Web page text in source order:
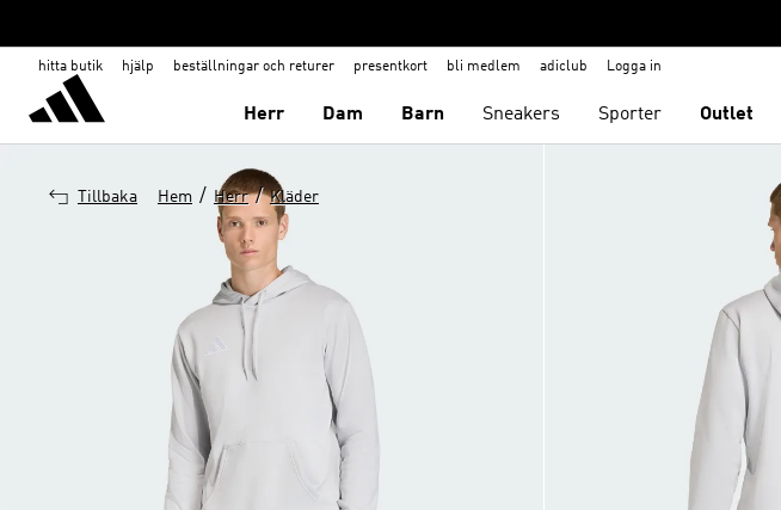
hitta butik hjälp beställningar och returer presentkort bli medlem adiclub Logga in
Herr Dam Barn Sneakers Sporter Outlet
Tillbaka Hem / Herr / Kläder